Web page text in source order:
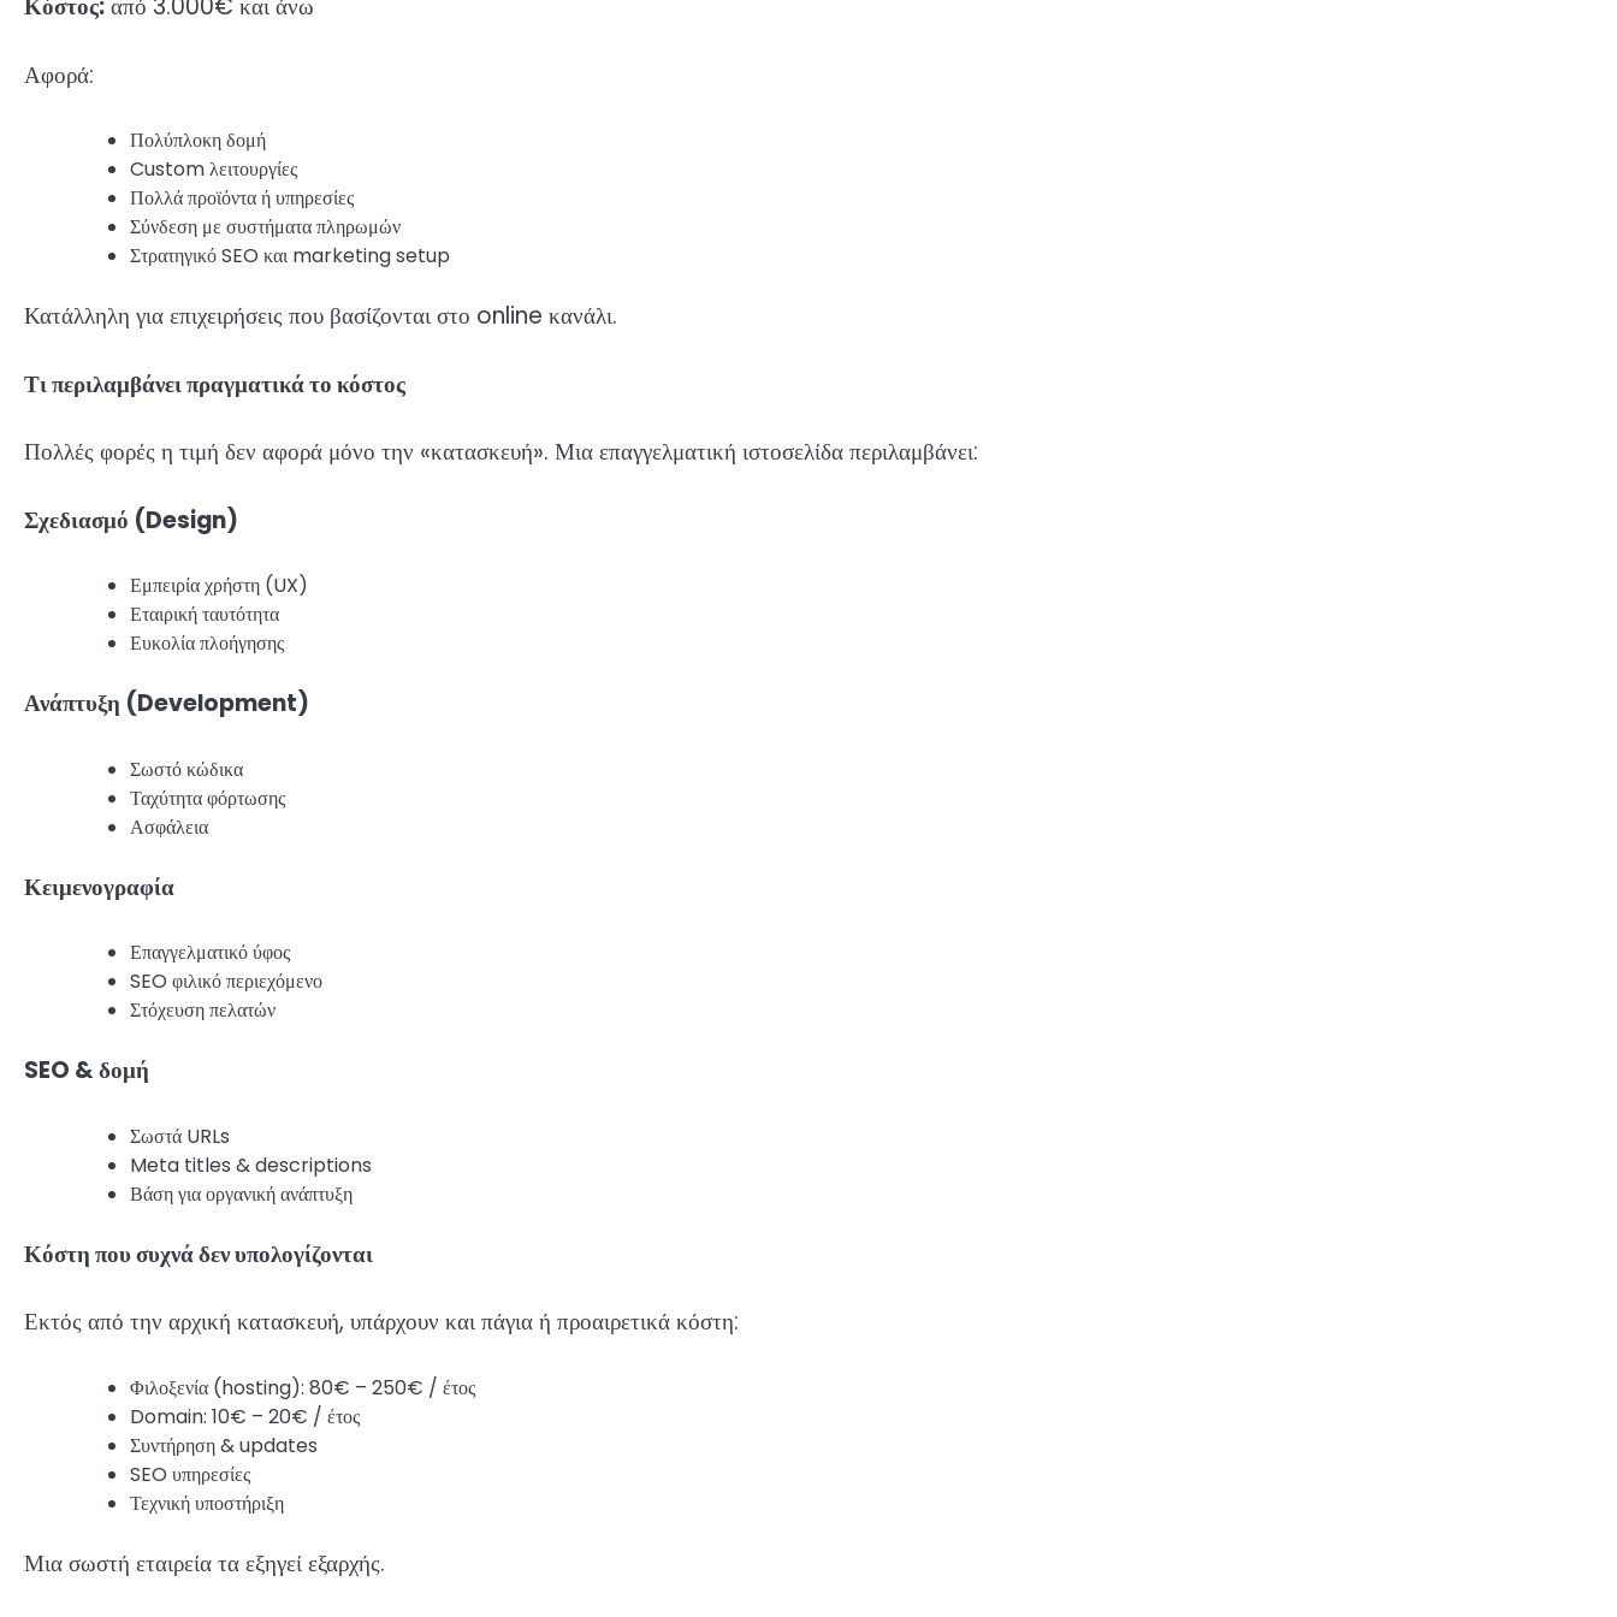
Κόστος:από 3.000€ και άνω
Αφορά:
Πολύπλοκη δομή
Custom λειτουργίες
Πολλά προϊόντα ή υπηρεσίες
Σύνδεση με συστήματα πληρωμών
Στρατηγικό SEO και marketing setup
Κατάλληλη για επιχειρήσεις που βασίζονται στο online κανάλι.
Τι περιλαμβάνει πραγματικά το κόστος
Πολλές φορές η τιμή δεν αφορά μόνο την «κατασκευή». Μια επαγγελματική ιστοσελίδα περιλαμβάνει:
Σχεδιασμό (Design)
Εμπειρία χρήστη (UX)
Εταιρική ταυτότητα
Ευκολία πλοήγησης
Ανάπτυξη (Development)
Σωστό κώδικα
Ταχύτητα φόρτωσης
Ασφάλεια
Κειμενογραφία
Επαγγελματικό ύφος
SEO φιλικό περιεχόμενο
Στόχευση πελατών
SEO & δομή
Σωστά URLs
Meta titles & descriptions
Βάση για οργανική ανάπτυξη
Κόστη που συχνά δεν υπολογίζονται
Εκτός από την αρχική κατασκευή, υπάρχουν και πάγια ή προαιρετικά κόστη:
Φιλοξενία (hosting): 80€ – 250€ / έτος
Domain: 10€ – 20€ / έτος
Συντήρηση & updates
SEO υπηρεσίες
Τεχνική υποστήριξη
Μια σωστή εταιρεία τα εξηγεί εξαρχής.